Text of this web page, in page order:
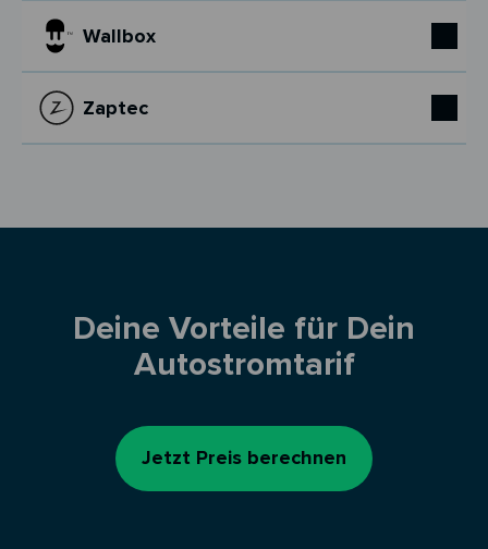
Wallbox
Zaptec
Deine Vorteile für Dein
Autostromtarif
Jetzt Preis berechnen